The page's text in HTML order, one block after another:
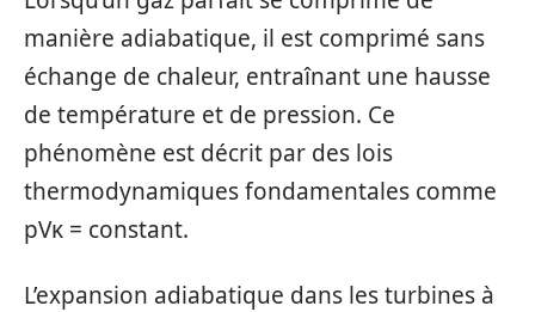
manière adiabatique, il est comprimé sans
échange de chaleur, entraînant une hausse
de température et de pression. Ce
phénomène est décrit par des lois
thermodynamiques fondamentales comme
pVκ = constant.
L’expansion adiabatique dans les turbines à